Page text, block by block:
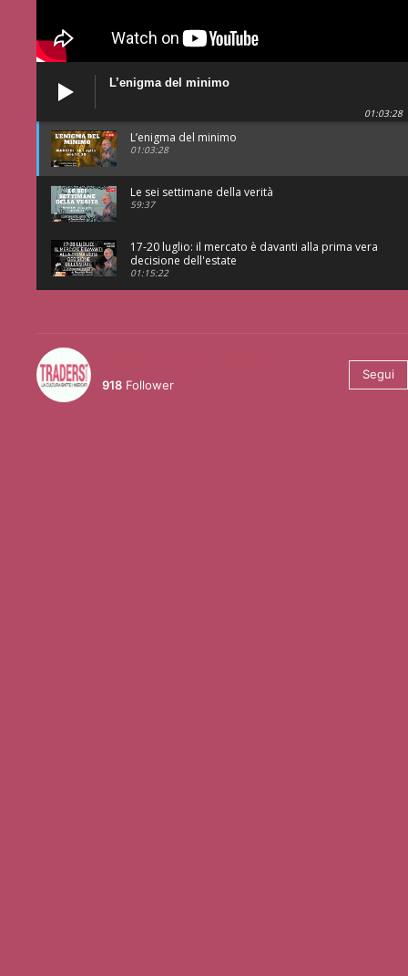
L’enigma del minimo
01:03:28
L’enigma del minimo
01:03:28
Le sei settimane della verità
59:37
17-20 luglio: il mercato è davanti alla prima vera
decisione dell'estate
01:15:22
918 Follower
Segui